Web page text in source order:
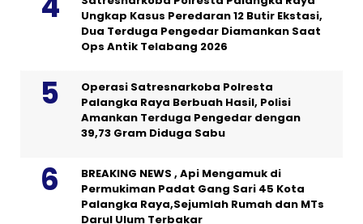
Ungkap Kasus Peredaran 12 Butir Ekstasi,
Dua Terduga Pengedar Diamankan Saat
Ops Antik Telabang 2026
Operasi Satresnarkoba Polresta
Palangka Raya Berbuah Hasil, Polisi
Amankan Terduga Pengedar dengan
39,73 Gram Diduga Sabu
BREAKING NEWS , Api Mengamuk di
Permukiman Padat Gang Sari 45 Kota
Palangka Raya,Sejumlah Rumah dan MTs
Darul Ulum Terbakar